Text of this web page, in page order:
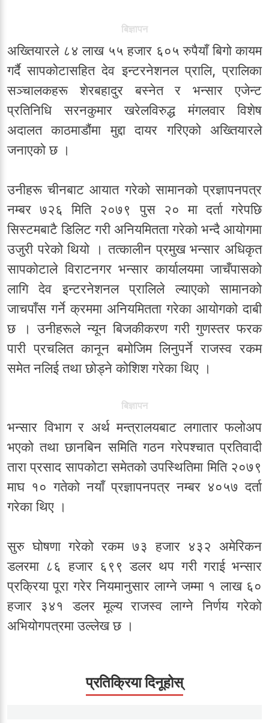
बिज्ञापन
अख्तियारले ८४ लाख ५५ हजार ६०५ रुपैयाँ बिगो कायम
गर्दै सापकोटासहित देव इन्टरनेशनल प्रालि, प्रालिका
सञ्चालकहरू शेरबहादुर बस्नेत र भन्सार एजेन्ट
प्रतिनिधि सरनकुमार खरेलविरुद्ध मंगलवार विशेष
अदालत काठमाडौंमा मुद्दा दायर गरिएको अख्तियारले
जनाएको छ ।
उनीहरू चीनबाट आयात गरेको सामानको प्रज्ञापनपत्र
नम्बर ७२६ मिति २०७९ पुस २० मा दर्ता गरेपछि
सिस्टमबाटै डिलिट गरी अनियमितता गरेको भन्दै आयोगमा
उजुरी परेको थियो । तत्कालीन प्रमुख भन्सार अधिकृत
सापकोटाले विराटनगर भन्सार कार्यालयमा जाचँपासको
लागि देव इन्टरनेशनल प्रालिले ल्याएको सामानको
जाचपाँस गर्ने क्रममा अनियमितता गरेका आयोगको दाबी
छ । उनीहरूले न्यून बिजकीकरण गरी गुणस्तर फरक
पारी प्रचलित कानून बमोजिम लिनुपर्ने राजस्व रकम
समेत नलिई तथा छोड्ने कोशिश गरेका थिए ।
बिज्ञापन
भन्सार विभाग र अर्थ मन्त्रालयबाट लगातार फलोअप
भएको तथा छानबिन समिति गठन गरेपश्चात प्रतिवादी
तारा प्रसाद सापकोटा समेतको उपस्थितिमा मिति २०७९
माघ १० गतेको नयाँ प्रज्ञापनपत्र नम्बर ४०५७ दर्ता
गरेका थिए ।
सुरु घोषणा गरेको रकम ७३ हजार ४३२ अमेरिकन
डलरमा ८६ हजार ६९९ डलर थप गरी गराई भन्सार
प्रक्रिया पूरा गरेर नियमानुसार लाग्ने जम्मा १ लाख ६०
हजार ३४१ डलर मूल्य राजस्व लाग्ने निर्णय गरेको
अभियोगपत्रमा उल्लेख छ ।
प्रतिक्रिया दिनूहोस्